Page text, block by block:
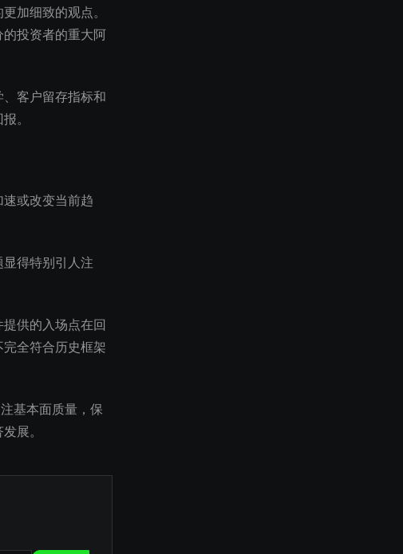
加细致的观点。
投资者的重大阿
客户留存指标和
。
或改变当前趋
得特别引人注
供的入场点在回
全符合历史框架
基本面质量，保
展。